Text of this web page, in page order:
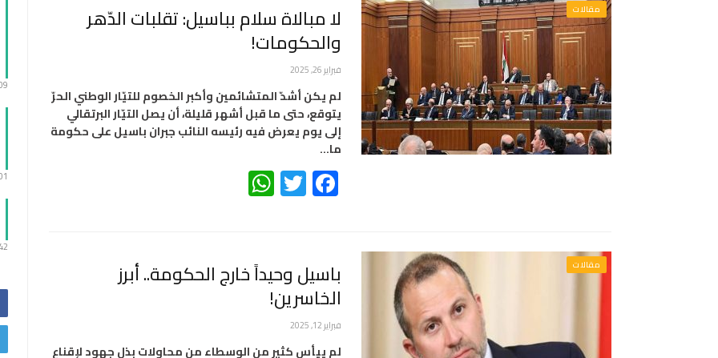
مقالات لا مبالاة سلام بباسيل: تقلبات الدّهر
والحكومات!
فبراير 26, 2025
لم يكن أشدّ المتشائمين وأكبر الخصوم للتيّار الوطني الحرّ
يتوقع، حتى ما قبل أشهر قليلة، أن يصل التيّار البرتقالي
إلى يوم يعرض فيه رئيسه النائب جبران باسيل على حكومة
ما…
Facebook
Twitter
مقالات باسيل وحيداً خارج الحكومة.. أبرز
الخاسرين!
فبراير 12, 2025
لم ييأس كثير من الوسطاء من محاولات بذل جهود لإقناع